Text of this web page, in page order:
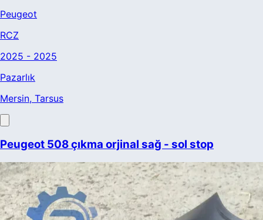
Peugeot
RCZ
2025 - 2025
Pazarlık
Mersin, Tarsus
Peugeot 508 çıkma orjinal sağ - sol stop